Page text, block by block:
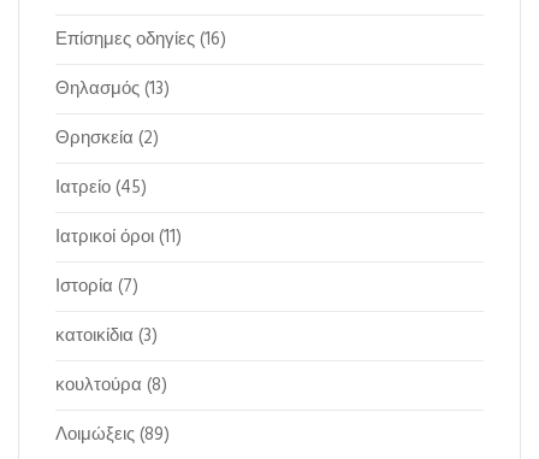
Επίσημες οδηγίες(16)
Θηλασμός(13)
Θρησκεία (2)
Ιατρείο(45)
Ιατρικοί όροι(11)
Ιστορία (7)
κατοικίδια (3)
κουλτούρα (8)
Λοιμώξεις(89)